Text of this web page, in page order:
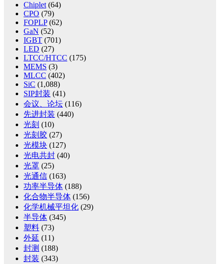
Chiplet (64)
CPO (79)
FOPLP(62)
GaN (52)
IGBT (701)
LED (27)
LTCC/HTCC (175)
MEMS (3)
MLCC (402)
SiC (1,088)
SIP封装 (41)
会议、论坛 (116)
先进封装 (440)
光刻 (10)
光刻胶 (27)
光模块 (127)
光电共封 (40)
光罩 (25)
光通信 (163)
功率半导体 (188)
化合物半导体 (156)
化学机械平坦化 (29)
半导体 (345)
塑料 (73)
外延 (11)
封测 (188)
封装 (343)